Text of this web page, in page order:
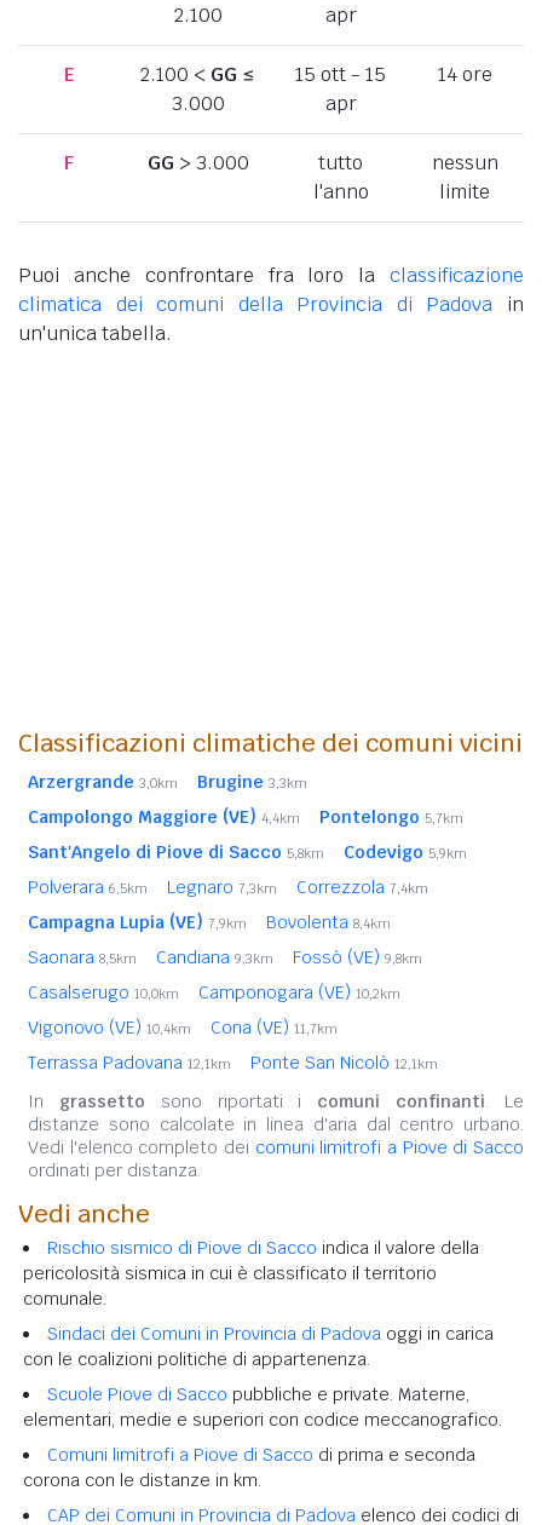
2.100
apr
E 2.100 < GG ≤
3.000
15 ott - 15
apr
14 ore
F GG > 3.000
tutto
l'anno
nessun
limite
Puoi anche confrontare fra loro la classificazione
climatica dei comuni della Provincia di Padova in
un'unica tabella.
Classificazioni climatiche dei comuni vicini
Arzergrande 3,0km Brugine 3,3km
Campolongo Maggiore (VE) 4,4km Pontelongo 5,7km
Sant'Angelo di Piove di Sacco 5,8km Codevigo 5,9km
Polverara 6,5km Legnaro 7,3km Correzzola 7,4km
Campagna Lupia (VE) 7,9km Bovolenta 8,4km
Saonara 8,5km Candiana 9,3km Fossò (VE) 9,8km
Casalserugo 10,0km Camponogara (VE) 10,2km
Vigonovo (VE) 10,4km Cona (VE) 11,7km
Terrassa Padovana 12,1km Ponte San Nicolò 12,1km
In grassetto sono riportati i comuni confinanti. Le
distanze sono calcolate in linea d'aria dal centro urbano.
Vedi l'elenco completo dei comuni limitrofi a Piove di Sacco
ordinati per distanza.
Vedi anche
Rischio sismico di Piove di Sacco indica il valore della
pericolosità sismica in cui è classificato il territorio
comunale.
Sindaci dei Comuni in Provincia di Padova oggi in carica
con le coalizioni politiche di appartenenza.
Scuole Piove di Sacco pubbliche e private. Materne,
elementari, medie e superiori con codice meccanografico.
Comuni limitrofi a Piove di Sacco di prima e seconda
corona con le distanze in km.
CAP dei Comuni in Provincia di Padova elenco dei codici di